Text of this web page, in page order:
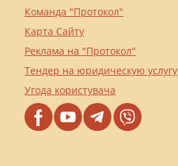
Команда "Протокол"
Карта Сайту
Реклама на "Протокол"
Тендер на юридическую услугу
Угода користувача